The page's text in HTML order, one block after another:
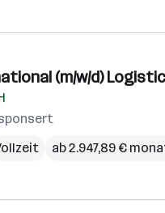
(m/w/d)
ab 2.947,89 €